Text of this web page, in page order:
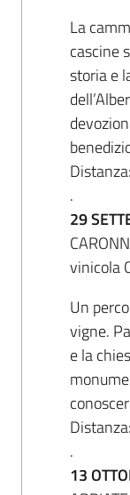
La
cascine
storia e
.
29
vinicola
Un
vigne.
e la
.
13